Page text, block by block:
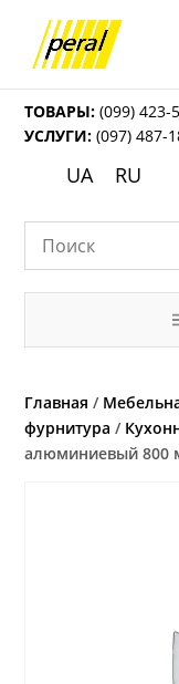
ТОВАРЫ: (099) 423-
УСЛУГИ: (097) 487-
UA RU
Главная /
фурнитура /
алюминиевый 800